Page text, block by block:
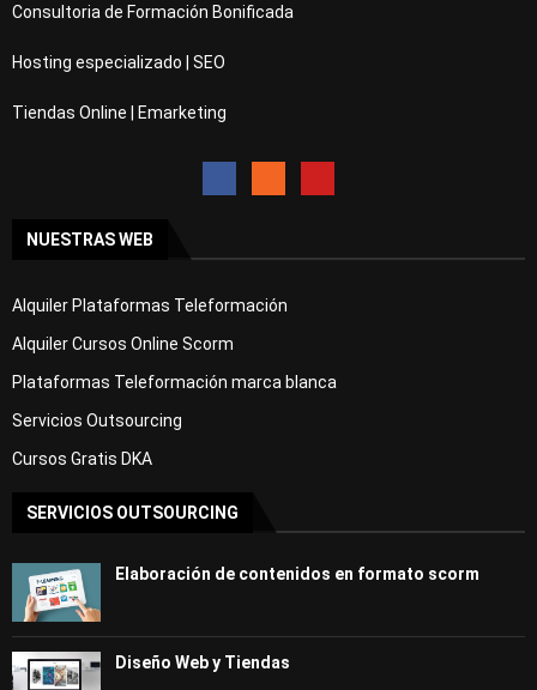
Consultoria de Formación Bonificada
Hosting especializado | SEO
Tiendas Online | Emarketing
NUESTRAS WEB
Alquiler Plataformas Teleformación
Alquiler Cursos Online Scorm
Plataformas Teleformación marca blanca
Servicios Outsourcing
Cursos Gratis DKA
SERVICIOS OUTSOURCING
Elaboración de contenidos en formato scorm
Diseño Web y Tiendas